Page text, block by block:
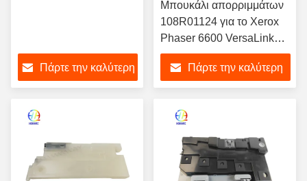
Πάρτε την καλύτερη
Μπουκάλι απορριμμάτων
108R01124 για το Xerox
Phaser 6600 VersaLink
C400 C405 WorkCentre
6605 6655 6655i
Πάρτε την καλύτερη